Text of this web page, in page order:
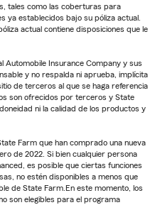
tales como las coberturas para
ya establecidos bajo su póliza actual.
actual contiene disposiciones que le
Automobile Insurance Company y sus
y no respalda ni aprueba, implícita
de terceros al que se haga referencia
son ofrecidos por terceros y State
ni la calidad de los productos y
Farm que han comprado una nueva
de 2022. Si bien cualquier persona
es posible que ciertas funciones
no estén disponibles a menos que
de State Farm.En este momento, los
son elegibles para el programa